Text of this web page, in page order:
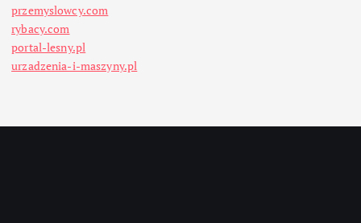
przemyslowcy.com
rybacy.com
portal-lesny.pl
urzadzenia-i-maszyny.pl